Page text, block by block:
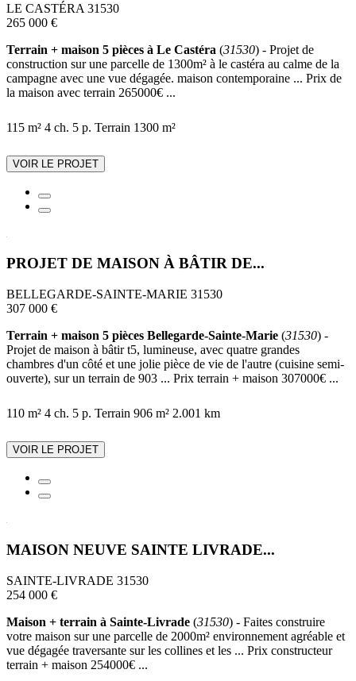
LE CASTÉRA 31530
265 000 €
Terrain + maison 5 pièces à Le Castéra (31530) - Projet de
construction sur une parcelle de 1300m² à le castéra au calme de la
campagne avec une vue dégagée. maison contemporaine ... Prix de
la maison avec terrain 265000€ ...
115 m² 4 ch. 5 p. Terrain 1300 m²
VOIR LE PROJET
PROJET DE MAISON À BÂTIR DE...
BELLEGARDE-SAINTE-MARIE 31530
307 000 €
Terrain + maison 5 pièces Bellegarde-Sainte-Marie (31530) -
Projet de maison à bâtir t5, lumineuse, avec quatre grandes
chambres d'un côté et une jolie pièce de vie de l'autre (cuisine semi-
ouverte), sur un terrain de 903 ... Prix terrain + maison 307000€ ...
110 m² 4 ch. 5 p. Terrain 906 m² 2.001 km
VOIR LE PROJET
MAISON NEUVE SAINTE LIVRADE...
SAINTE-LIVRADE 31530
254 000 €
Maison + terrain à Sainte-Livrade (31530) - Faites construire
votre maison sur une parcelle de 2000m² environnement agréable et
vue dégagée traversante sur les collines et les ... Prix constructeur
terrain + maison 254000€ ...